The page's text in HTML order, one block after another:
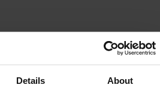
Details About